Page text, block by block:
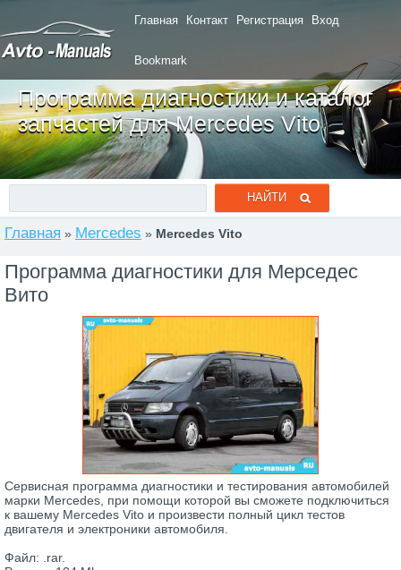
Главная Контакт Регистрация Вход
Bookmark
Программа диагностики и каталог
запчастей для Mercedes Vito
Главная » Mercedes » Mercedes Vito
Программа диагностики для Мерседес
Вито
Сервисная программа диагностики и тестирования автомобилей
марки Mercedes, при помощи которой вы сможете подключиться
к вашему Mercedes Vito и произвести полный цикл тестов
двигателя и электроники автомобиля.
Файл: .rar.